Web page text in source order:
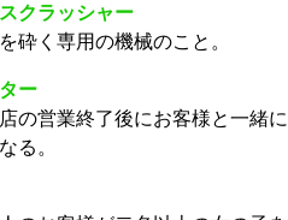
クラッシャー
砕く専用の機械のこと。
ー
の営業終了後にお客様と一緒
る。